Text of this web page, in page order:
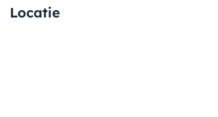
Locatie